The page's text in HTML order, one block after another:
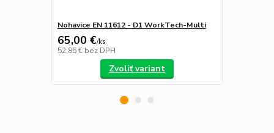
Nohavice EN 11612 - D1 WorkTech-Multi
65,00 €/ks
52,85 € bez DPH
Zvoliť variant